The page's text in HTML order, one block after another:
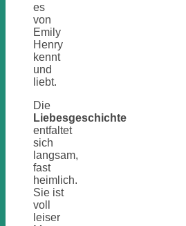
es
von
Emily
Henry
kennt
und
liebt.
Die
Liebesgeschichte
entfaltet
sich
langsam,
fast
heimlich.
Sie ist
voll
leiser